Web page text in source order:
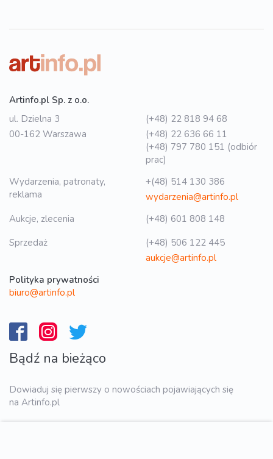
Artinfo.pl Sp. z o.o.
ul. Dzielna 3
00-162 Warszawa
(+48) 22 818 94 68
(+48) 22 636 66 11
(+48) 797 780 151 (odbiór
prac)
Wydarzenia, patronaty,
reklama
+(48) 514 130 386
wydarzenia@artinfo.pl
Aukcje, zlecenia
(+48) 601 808 148
Sprzedaż
(+48) 506 122 445
aukcje@artinfo.pl
Polityka prywatności
biuro@artinfo.pl
Bądź na bieżąco
Dowiaduj się pierwszy o nowościach pojawiających się
na Artinfo.pl